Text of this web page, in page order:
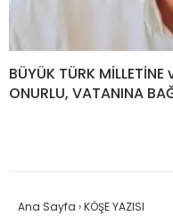
BÜYÜK TÜRK
ONURLU, VATANINA
Ana Sayfa ›KÖŞE YAZISI